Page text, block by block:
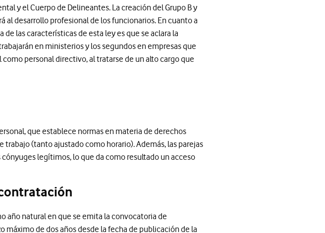
y el Cuerpo de Delineantes. La creación del Grupo B y
desarrollo profesional de los funcionarios. En cuanto a
las características de esta ley es que se aclara la
en ministerios y los segundos en empresas que
personal directivo, al tratarse de un alto cargo que
que establece normas en materia de derechos
(tanto ajustado como horario). Además, las parejas
legítimos, lo que da como resultado un acceso
año natural en que se emita la convocatoria de
de dos años desde la fecha de publicación de la